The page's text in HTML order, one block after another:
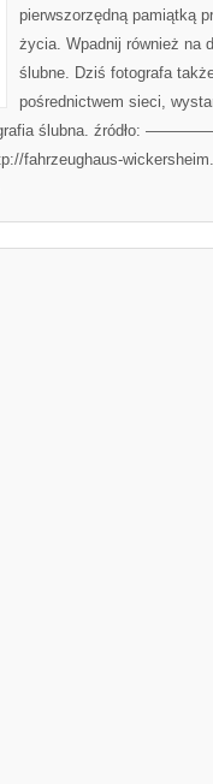
pierwszorzędną pamiątką
życia. Wpadnij również na
ślubne. Dziś fotografa
pośrednictwem sieci,
ślubna. źródło:
fahrzeughaus-